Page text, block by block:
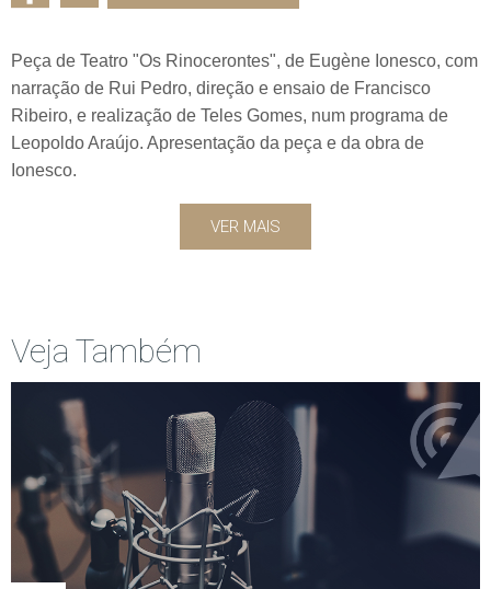
Peça de Teatro "Os Rinocerontes", de Eugène Ionesco, com
narração de Rui Pedro, direção e ensaio de Francisco
Ribeiro, e realização de Teles Gomes, num programa de
Leopoldo Araújo. Apresentação da peça e da obra de
Ionesco.
VER MAIS
Veja Também